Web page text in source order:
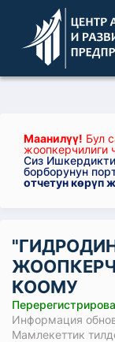
Маанилүү! Бул
жоопкерчилиги
Сиз
борборунун
отчетун көрүп
КООМУ
Информация
Мамлекеттик